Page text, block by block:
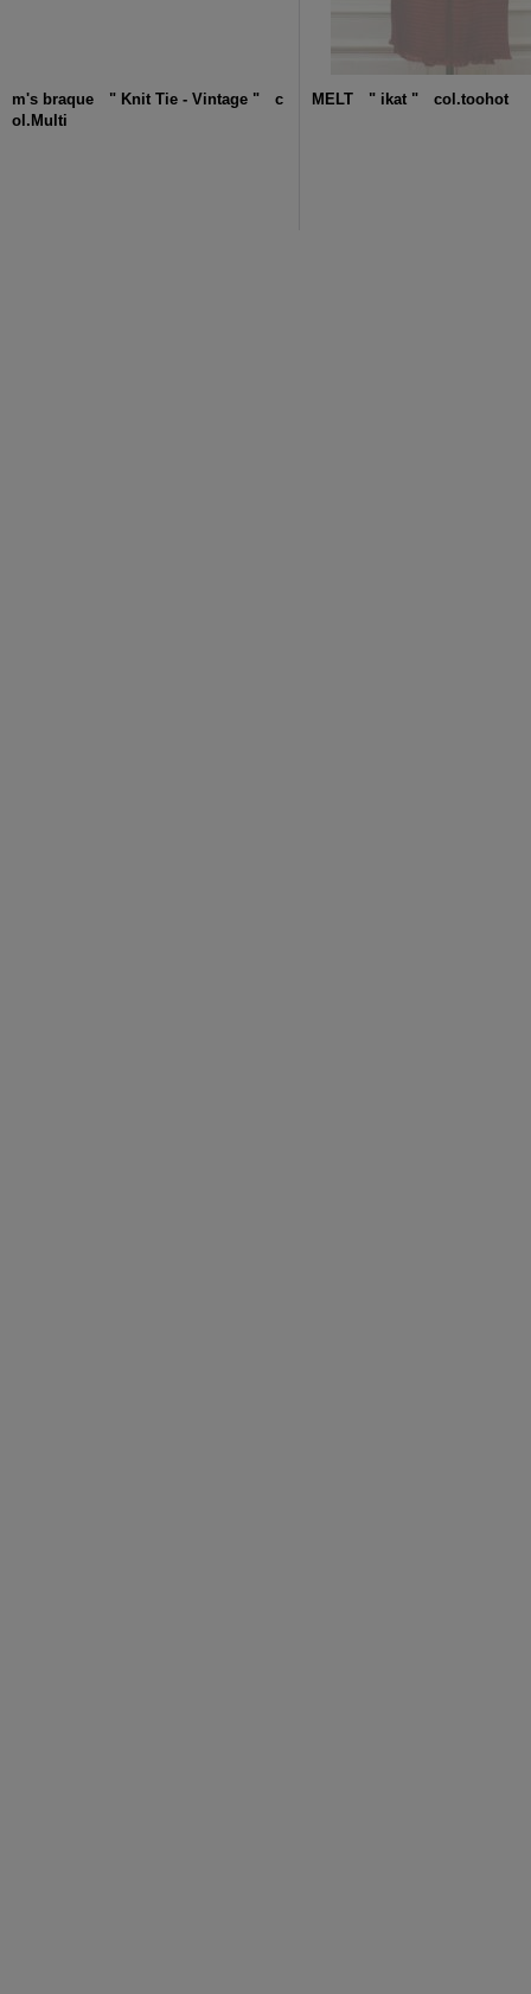
m's braque " Knit Tie - Vintage " c
ol.Multi
MELT " ikat " col.toohot